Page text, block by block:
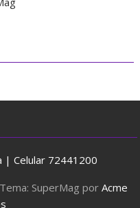
| Celular 72441200
Tema: SuperMag por Acme